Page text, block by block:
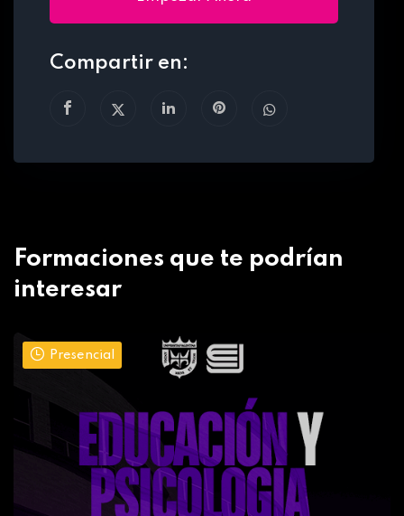
Compartir en:
Formaciones que te podrían
interesar
Presencial